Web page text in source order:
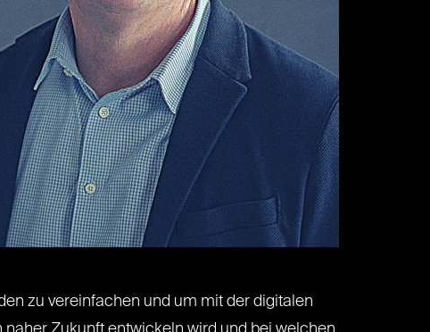
zu vereinfachen und um mit der digitalen